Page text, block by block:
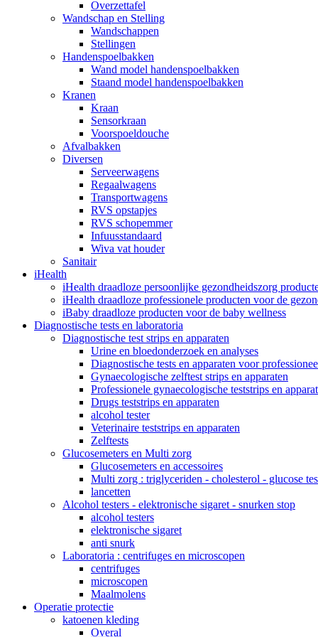
Overzettafel
Wandschap en Stelling
Wandschappen
Stellingen
Handenspoelbakken
Wand model handenspoelbakken
Staand model handenspoelbakken
Kranen
Kraan
Sensorkraan
Voorspoeldouche
Afvalbakken
Diversen
Serveerwagens
Regaalwagens
Transportwagens
RVS opstapjes
RVS schopemmer
Infuusstandaard
Wiva vat houder
Sanitair
iHealth
iHealth draadloze persoonlijke gezondheidszorg
iHealth draadloze professionele producten voor de
iBaby draadloze producten voor de baby wellness
Diagnostische tests en laboratoria
Diagnostische test strips en apparaten
Urine en bloedonderzoek en analyses
Diagnostische tests en apparaten voor
Gynaecologische zelftest strips en apparaten
Professionele gynaecologische teststrips en
Drugs teststrips en apparaten
alcohol tester
Veterinaire teststrips en apparaten
Zelftests
Glucosemeters en Multi zorg
Glucosemeters en accessoires
Multi zorg : triglyceriden - cholesterol - glucose
lancetten
Alcohol testers - elektronische sigaret - snurken stop
alcohol testers
elektronische sigaret
anti snurk
Laboratoria : centrifuges en microscopen
centrifuges
microscopen
Maalmolens
Operatie protectie
katoenen kleding
Overal